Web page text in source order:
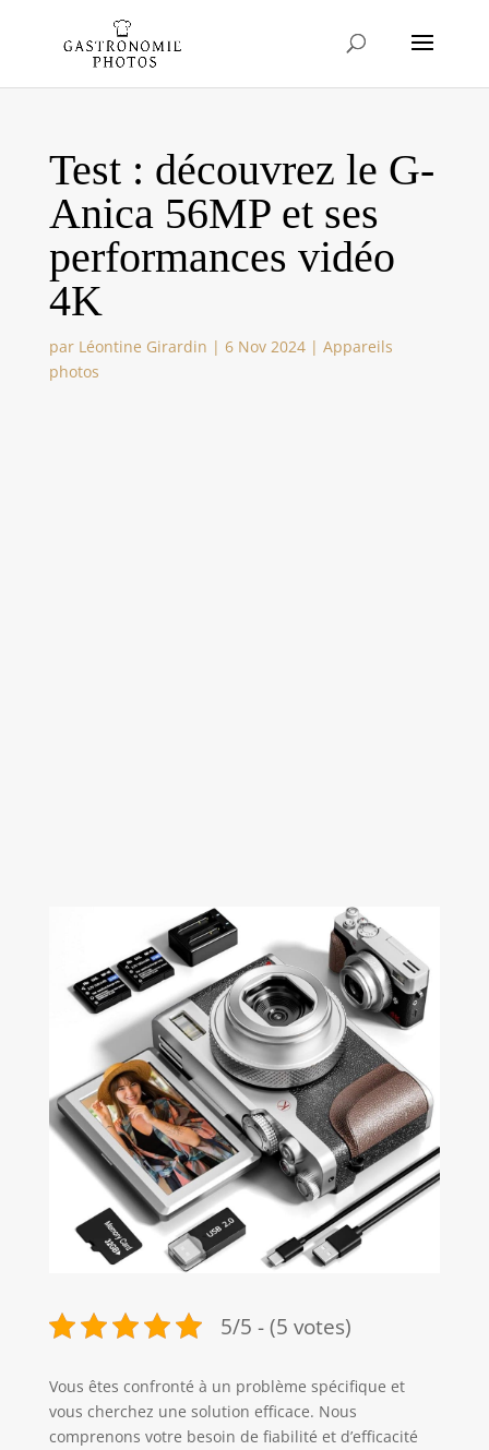
Test : découvrez le G-
Anica 56MP et ses
performances vidéo
4K
par Léontine Girardin | 6 Nov 2024| Appareils
photos
5/5 - (5 votes)
Vous êtes confronté à un problème spécifique et
vous cherchez une solution efficace. Nous
comprenons votre besoin de fiabilité et d’efficacité